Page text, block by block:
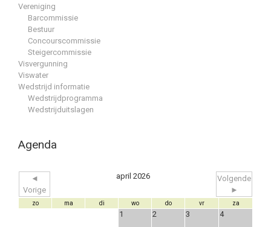
Vereniging
Barcommissie
Bestuur
Concourscommissie
Steigercommissie
Visvergunning
Viswater
Wedstrijd informatie
Wedstrijdprogramma
Wedstrijduitslagen
Agenda
◄
Vorige
april 2026
Volgende
►
zo ma di wo do vr za
1 2 3 4